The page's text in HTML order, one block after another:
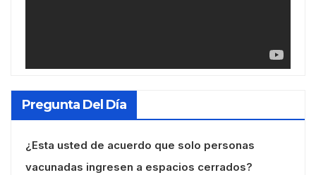
Pregunta Del Día
¿Esta usted de acuerdo que solo personas
vacunadas ingresen a espacios cerrados?